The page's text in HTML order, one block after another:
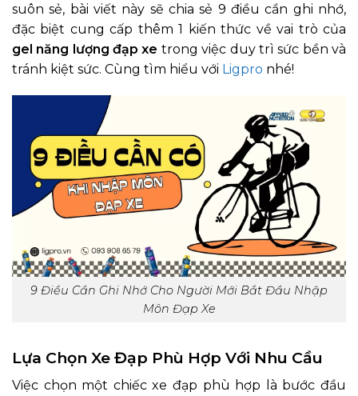
suôn sẻ, bài viết này sẽ chia sẻ 9 điều cần ghi nhớ,
đặc biệt cung cấp thêm 1 kiến thức về vai trò của
gel năng lượng đạp xe trong việc duy trì sức bền và
tránh kiệt sức. Cùng tìm hiểu với Ligpro nhé!
9 Điều Cần Ghi Nhớ Cho Người Mới Bắt Đầu Nhập
Môn Đạp Xe
Lựa Chọn Xe Đạp Phù Hợp Với Nhu Cầu
Việc chọn một chiếc xe đạp phù hợp là bước đầu